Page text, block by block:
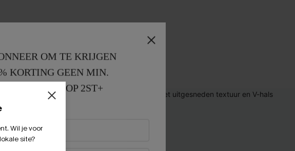
Wil je voor
site?
OM TE KRIJGEN
KORTING GEEN MIN.
15% KORTING OP 2ST+